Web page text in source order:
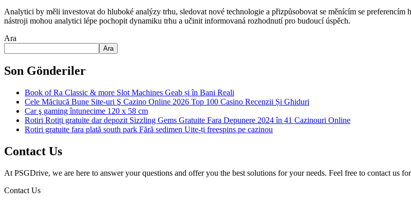
Analytici by měli investovat do hluboké analýzy trhu, sledovat nové technologie a přizpůsobovat se měnícím se
nástroji mohou analytici lépe pochopit dynamiku trhu a učinit informovaná rozhodnutí pro budoucí úspěch.
Ara
Ara
Son Gönderiler
Book of Ra Classic & more Slot Machines Geab și în Bani Reali
Cele Măciucă Bune Site-uri Ş Cazino Online 2026 Top 100 Casino Recenzii Și Ghiduri
Car ş gaming întunecime 120 x 58 cm
Rotiri Rotiți gratuite dar depozit Sizzling Gems Gratuite Fara Depunere 2024 în 41 Cazinouri Online
Rotiri gratuite fara plată south park Fără sedimen Uite-ți freespins pe cazinou
Contact Us
At PSGDrive, we are here to answer your questions and offer you the best solutions for your needs. Feel free to contact us
Contact Us